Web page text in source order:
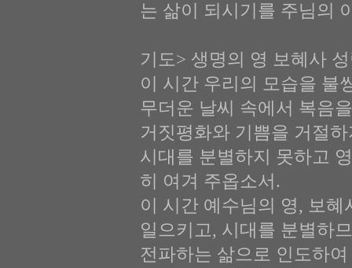
는 삶이 되시기를 주님의
기도> 생명의 영 보혜사
이 시간 우리의 모습을 불
무더운 날씨 속에서 복음
거짓평화와 기쁨을 거절
시대를 분별하지 못하고
히 여겨 주옵소서.
이 시간 예수님의 영, 보
일으키고, 시대를 분별하
전파하는 삶으로 인도하